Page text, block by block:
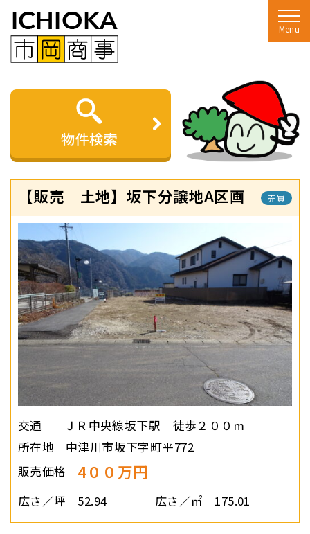
Menu
【販売 土地】坂下分譲地A区画 売買
交通
ＪＲ中央線坂下駅 徒歩２００m
所在地
中津川市坂下字町平772
販売価格
4００万円
広さ／坪 52.94 広さ／㎡ 175.01